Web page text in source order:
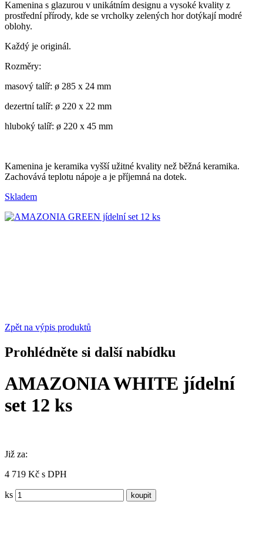
Kamenina s glazurou v unikátním designu a vysoké kvality z
prostřední přírody, kde se vrcholky zelených hor dotýkají modré
oblohy.
Každý je originál.
Rozměry:
masový talíř: ø 285 x 24 mm
dezertní talíř: ø 220 x 22 mm
hluboký talíř: ø 220 x 45 mm
Kamenina je keramika vyšší užitné kvality než běžná keramika.
Zachovává teplotu nápoje a je příjemná na dotek.
Skladem
Zpět na výpis produktů
Prohlédněte si další nabídku
AMAZONIA WHITE jídelní
set 12 ks
Již za:
4 719 Kč s DPH
ks